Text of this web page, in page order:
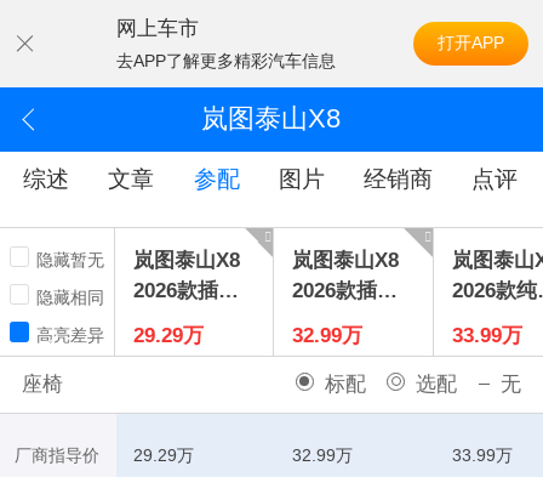
网上车市
去APP了解更多精彩汽车信息
打开APP
岚图泰山X8
综述 文章 参配 图片 经销商 点评
隐藏暂无
隐藏相同
高亮差异
岚图泰山X8
2026款插电
混动MAX
29.29万
岚图泰山X8
2026款插电
混动ULTRA
32.99万
岚图泰山
2026款纯
LTRA
33.99万
座椅 标配 选配 无
厂商指导价 29.29万 32.99万 33.99万